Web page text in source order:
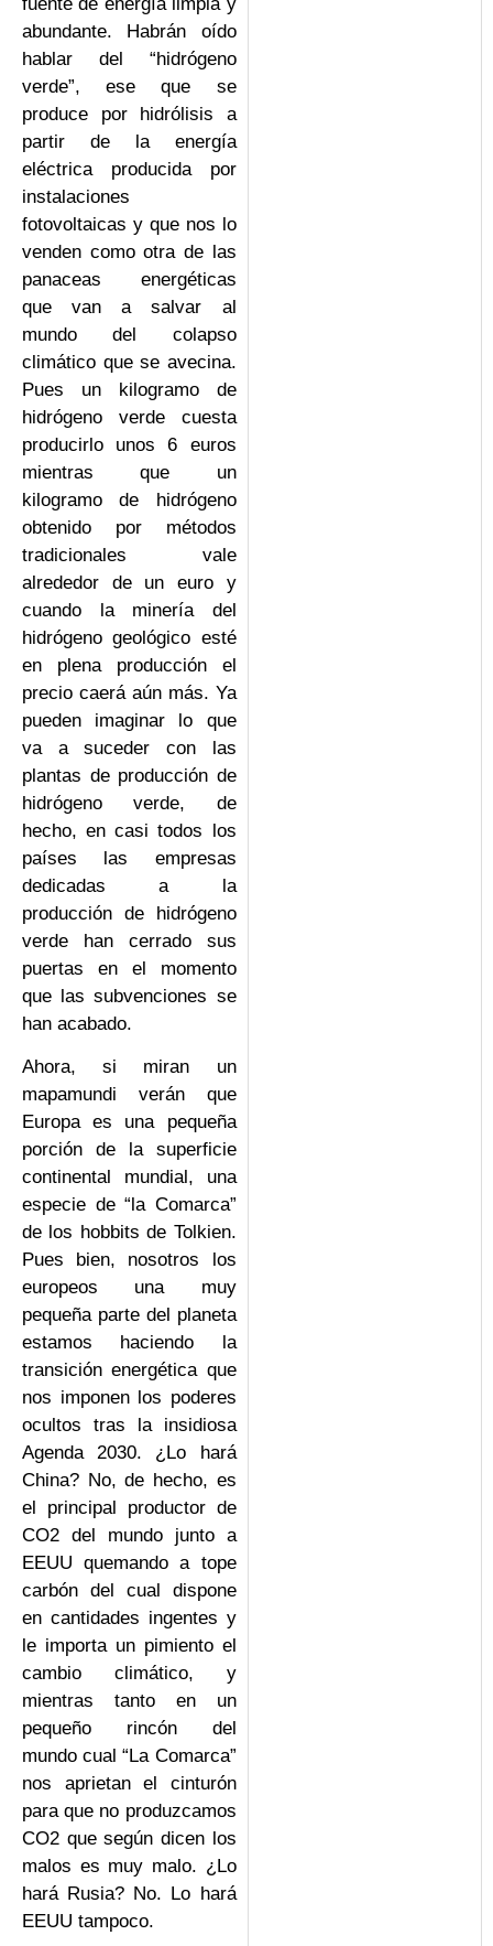
abundante. Habrán oído
hablar del “hidrógeno
verde”, ese que se
produce por hidrólisis a
partir de la energía
eléctrica producida por
instalaciones
fotovoltaicas y que nos lo
venden como otra de las
panaceas energéticas
que van a salvar al
mundo del colapso
climático que se avecina.
Pues un kilogramo de
hidrógeno verde cuesta
producirlo unos 6 euros
mientras que un
kilogramo de hidrógeno
obtenido por métodos
tradicionales vale
alrededor de un euro y
cuando la minería del
hidrógeno geológico esté
en plena producción el
precio caerá aún más. Ya
pueden imaginar lo que
va a suceder con las
plantas de producción de
hidrógeno verde, de
hecho, en casi todos los
países las empresas
dedicadas a la
producción de hidrógeno
verde han cerrado sus
puertas en el momento
que las subvenciones se
han acabado.
Ahora, si miran un
mapamundi verán que
Europa es una pequeña
porción de la superficie
continental mundial, una
especie de “la Comarca”
de los hobbits de Tolkien.
Pues bien, nosotros los
europeos una muy
pequeña parte del planeta
estamos haciendo la
transición energética que
nos imponen los poderes
ocultos tras la insidiosa
Agenda 2030. ¿Lo hará
China? No, de hecho, es
el principal productor de
CO2 del mundo junto a
EEUU quemando a tope
carbón del cual dispone
en cantidades ingentes y
le importa un pimiento el
cambio climático, y
mientras tanto en un
pequeño rincón del
mundo cual “La Comarca”
nos aprietan el cinturón
para que no produzcamos
CO2 que según dicen los
malos es muy malo. ¿Lo
hará Rusia? No. Lo hará
EEUU tampoco.